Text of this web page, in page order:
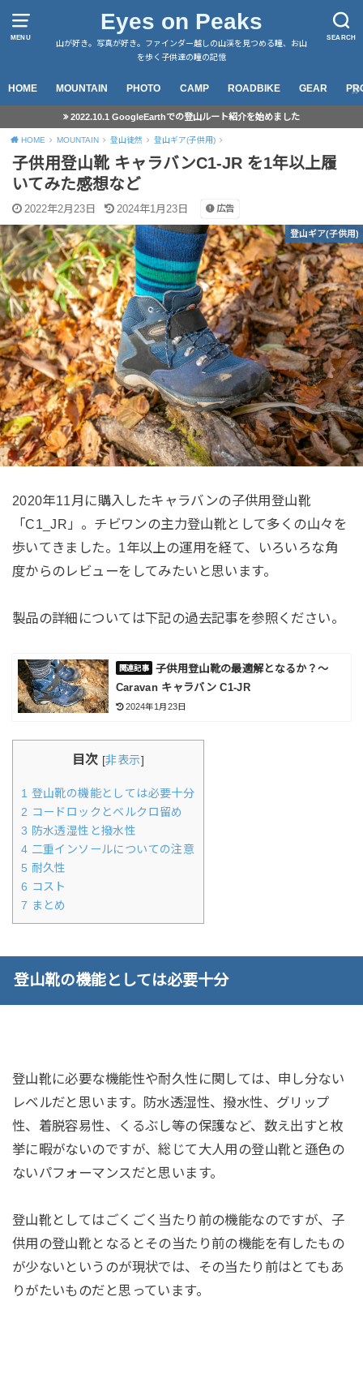
MENU SEARCH
Eyes on Peaks
山が好き。写真が好き。ファインダー越しの山渓を見つめる瞳、お山
を歩く子供達の瞳の記憶
HOME MOUNTAIN PHOTO CAMP ROADBIKE GEAR
2022.10.1 GoogleEarthでの登山ルート紹介を始めました
HOME MOUNTAIN 登山徒然 登山ギア(子供用)
子供用登山靴 キャラバンC1-JR を1年以上履
いてみた感想など
2022年2月23日 2024年1月23日 広告
登山ギア(子供用)
2020年11月に購入したキャラバンの子供用登山靴
「C1_JR」。チビワンの主力登山靴として多くの山々を
歩いてきました。1年以上の運用を経て、いろいろな角
度からのレビューをしてみたいと思います。
製品の詳細については下記の過去記事を参照ください。
子供用登山靴の最適解となるか？～
Caravan キャラバン C1-JR
2024年1月23日
目次 [非表示]
1 登山靴の機能としては必要十分
2 コードロックとベルクロ留め
3 防水透湿性と撥水性
4 二重インソールについての注意
5 耐久性
6 コスト
7 まとめ
登山靴の機能としては必要十分
登山靴に必要な機能性や耐久性に関しては、申し分ない
レベルだと思います。防水透湿性、撥水性、グリップ
性、着脱容易性、くるぶし等の保護など、数え出すと枚
挙に暇がないのですが、総じて大人用の登山靴と遜色の
ないパフォーマンスだと思います。
登山靴としてはごくごく当たり前の機能なのですが、子
供用の登山靴となるとその当たり前の機能を有したもの
が少ないというのが現状では、その当たり前はとてもあ
りがたいものだと思っています。